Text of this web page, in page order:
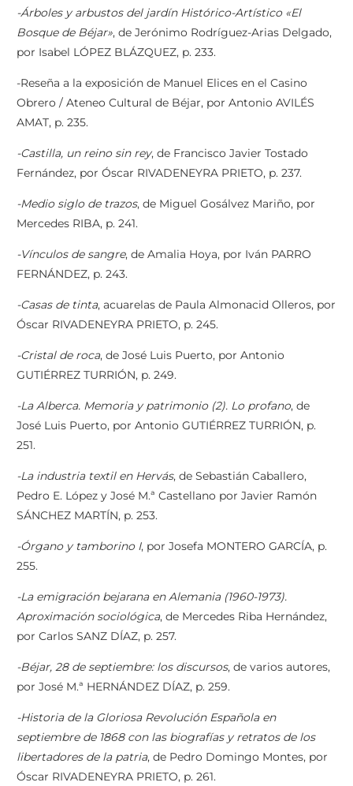
-Árboles y arbustos del jardín Histórico-Artístico «El
Bosque de Béjar», de Jerónimo Rodríguez-Arias Delgado,
por Isabel LÓPEZ BLÁZQUEZ, p. 233.
-Reseña a la exposición de Manuel Elices en el Casino
Obrero / Ateneo Cultural de Béjar, por Antonio AVILÉS
AMAT, p. 235.
-Castilla, un reino sin rey, de Francisco Javier Tostado
Fernández, por Óscar RIVADENEYRA PRIETO, p. 237.
-Medio siglo de trazos, de Miguel Gosálvez Mariño, por
Mercedes RIBA, p. 241.
-Vínculos de sangre, de Amalia Hoya, por Iván PARRO
FERNÁNDEZ, p. 243.
-Casas de tinta, acuarelas de Paula Almonacid Olleros, por
Óscar RIVADENEYRA PRIETO, p. 245.
-Cristal de roca, de José Luis Puerto, por Antonio
GUTIÉRREZ TURRIÓN, p. 249.
-La Alberca. Memoria y patrimonio (2). Lo profano, de
José Luis Puerto, por Antonio GUTIÉRREZ TURRIÓN, p.
251.
-La industria textil en Hervás, de Sebastián Caballero,
Pedro E. López y José M.ª Castellano por Javier Ramón
SÁNCHEZ MARTÍN, p. 253.
-Órgano y tamborino I, por Josefa MONTERO GARCÍA, p.
255.
-La emigración bejarana en Alemania (1960-1973).
Aproximación sociológica, de Mercedes Riba Hernández,
por Carlos SANZ DÍAZ, p. 257.
-Béjar, 28 de septiembre: los discursos, de varios autores,
por José M.ª HERNÁNDEZ DÍAZ, p. 259.
-Historia de la Gloriosa Revolución Española en
septiembre de 1868 con las biografías y retratos de los
libertadores de la patria, de Pedro Domingo Montes, por
Óscar RIVADENEYRA PRIETO, p. 261.